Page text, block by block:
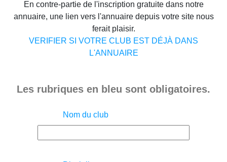
En contre-partie de l'inscription gratuite dans notre
annuaire, une lien vers l'annuaire depuis votre site nous
ferait plaisir.
VERIFIER SI VOTRE CLUB EST DÉJÀ DANS
L'ANNUAIRE
Les rubriques en bleu sont obligatoires.
Nom du club